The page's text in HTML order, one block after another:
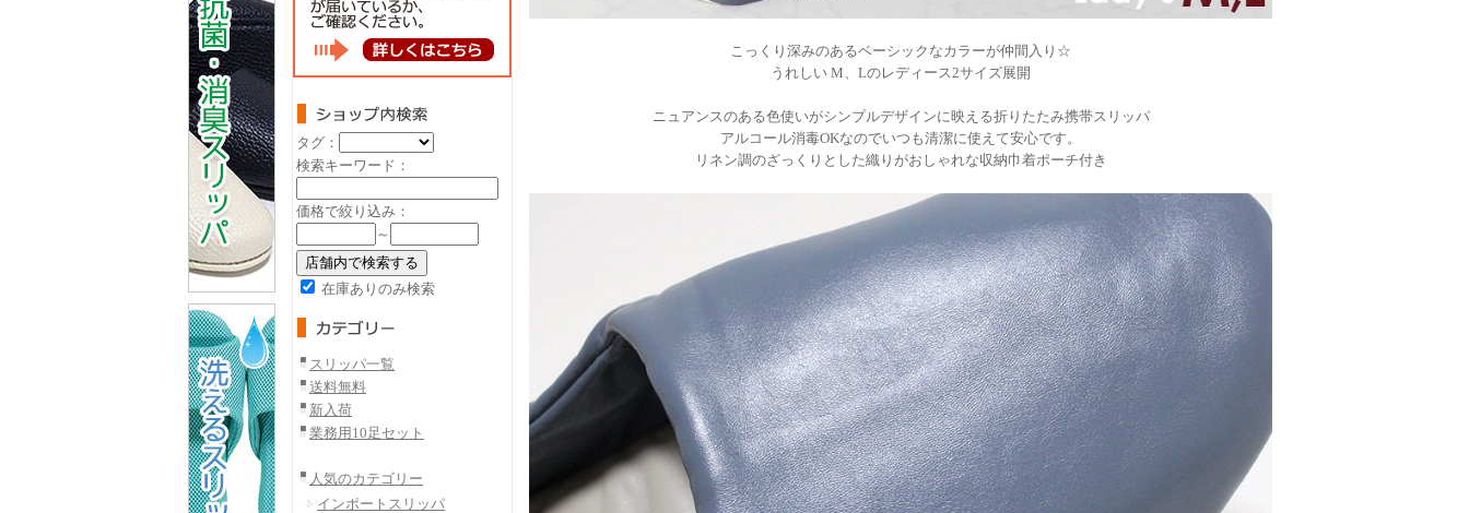
タグ：
検索キーワード：
価格で絞り込み：
～
在庫ありのみ検索
スリッパ一覧
送料無料
新入荷
業務用10足セット
人気のカテゴリー
インポートスリッパ
こっくり深みのあるベーシックなカラーが仲間入り☆
うれしい M、Lのレディース2サイズ展開
ニュアンスのある色使いがシンプルデザインに映える折りたたみ携帯スリッパ
アルコール消毒OKなのでいつも清潔に使えて安心です。
リネン調のざっくりとした織りがおしゃれな収納巾着ポーチ付き